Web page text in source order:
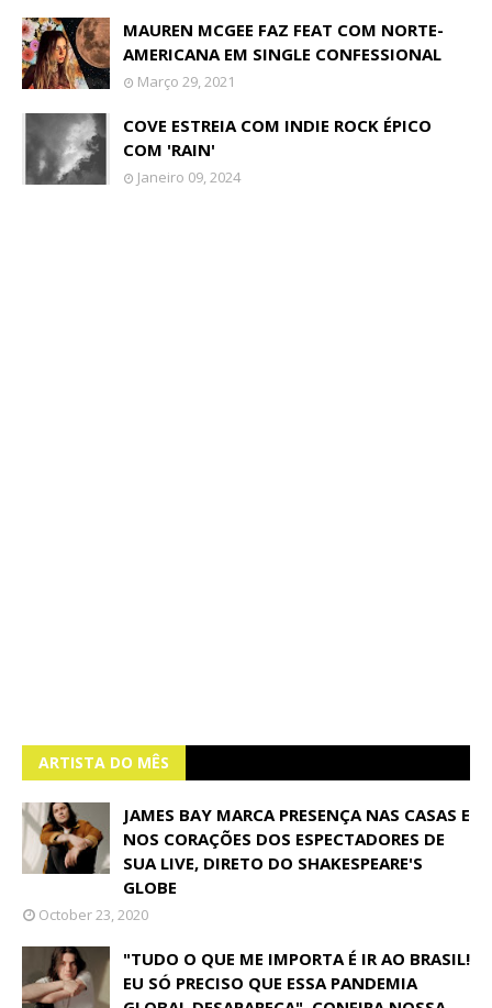
MAUREN MCGEE FAZ FEAT COM NORTE-
AMERICANA EM SINGLE CONFESSIONAL
Março 29, 2021
COVE ESTREIA COM INDIE ROCK ÉPICO
COM 'RAIN'
Janeiro 09, 2024
ARTISTA DO MÊS
JAMES BAY MARCA PRESENÇA NAS CASAS E
NOS CORAÇÕES DOS ESPECTADORES DE
SUA LIVE, DIRETO DO SHAKESPEARE'S
GLOBE
October 23, 2020
"TUDO O QUE ME IMPORTA É IR AO BRASIL!
EU SÓ PRECISO QUE ESSA PANDEMIA